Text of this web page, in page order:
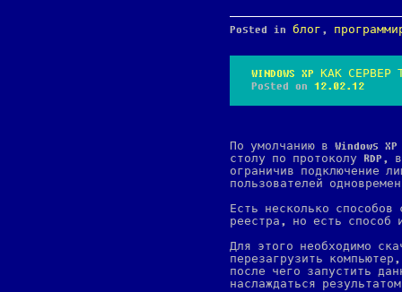
Posted in блог ,
WINDOWS XP КАК
Posted on 12.02.12
По умолчанию в Windows
столу по протоколу RDP,
ограничив подключение
пользователей
Есть несколько
реестра, но есть способ
Для этого необходимо
перезагрузить
после чего запустить
наслаждаться